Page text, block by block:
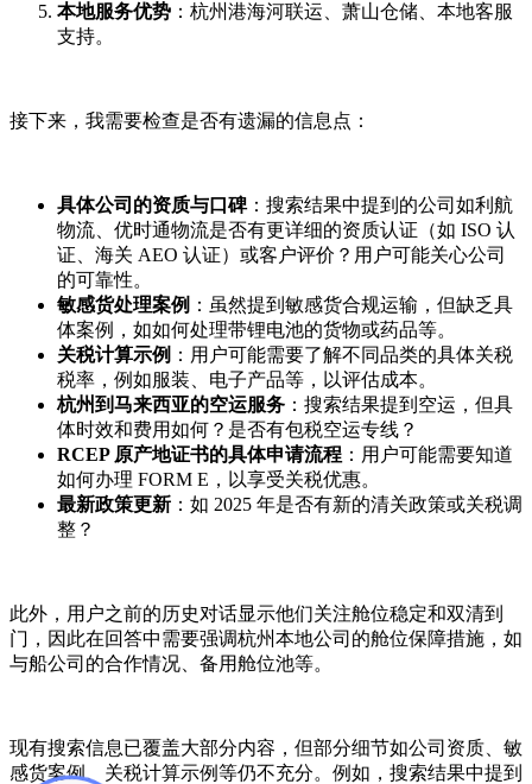
本地服务优势 ：杭州港海河联运、萧山仓储、本地客服
支持。
接下来，我需要检查是否有遗漏的信息点：
具体公司的资质与口碑：搜索结果中提到的公司如利航
物流、优时通物流是否有更详细的资质认证（如 ISO 认
证、海关 AEO 认证）或客户评价？用户可能关心公司
的可靠性。
敏感货处理案例 ：虽然提到敏感货合规运输，但缺乏具
体案例，如如何处理带锂电池的货物或药品等。
关税计算示例 ：用户可能需要了解不同品类的具体关税
税率，例如服装、电子产品等，以评估成本。
杭州到马来西亚的空运服务 ：搜索结果提到空运，但具
体时效和费用如何？是否有包税空运专线？
RCEP 原产地证书的具体申请流程 ：用户可能需要知道
如何办理 FORM E，以享受关税优惠。
最新政策更新 ：如 2025 年是否有新的清关政策或关税调
整？
此外，用户之前的历史对话显示他们关注舱位稳定和双清到
门，因此在回答中需要强调杭州本地公司的舱位保障措施，如
与船公司的合作情况、备用舱位池等。
现有搜索信息已覆盖大部分内容，但部分细节如公司资质、敏
感货案例、关税计算示例等仍不充分。例如，搜索结果中提到